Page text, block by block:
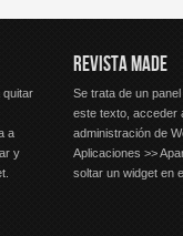
quitar
a
y
REVISTA MADE
Se trata de un
este texto, acceder
administración de
Aplicaciones >>
soltar un widget en